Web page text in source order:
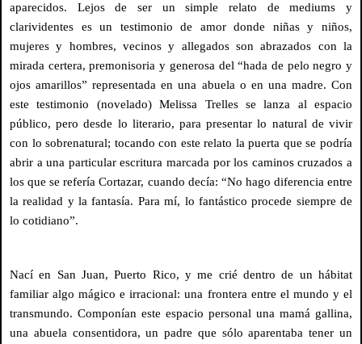
aparecidos. Lejos de ser un simple relato de mediums y
clarividentes es un testimonio de amor donde niñas y niños,
mujeres y hombres, vecinos y allegados son abrazados con la
mirada certera, premonisoria y generosa del “hada de pelo negro y
ojos amarillos” representada en una abuela o en una madre. Con
este testimonio (novelado) Melissa Trelles se lanza al espacio
público, pero desde lo literario, para presentar lo natural de vivir
con lo sobrenatural; tocando con este relato la puerta que se podría
abrir a una particular escritura marcada por los caminos cruzados a
los que se refería Cortazar, cuando decía: “No hago diferencia entre
la realidad y la fantasía. Para mí, lo fantástico procede siempre de
lo cotidiano”.
Nací en San Juan, Puerto Rico, y me crié dentro de un hábitat
familiar algo mágico e irracional: una frontera entre el mundo y el
transmundo. Componían este espacio personal una mamá gallina,
una abuela consentidora, un padre que sólo aparentaba tener un